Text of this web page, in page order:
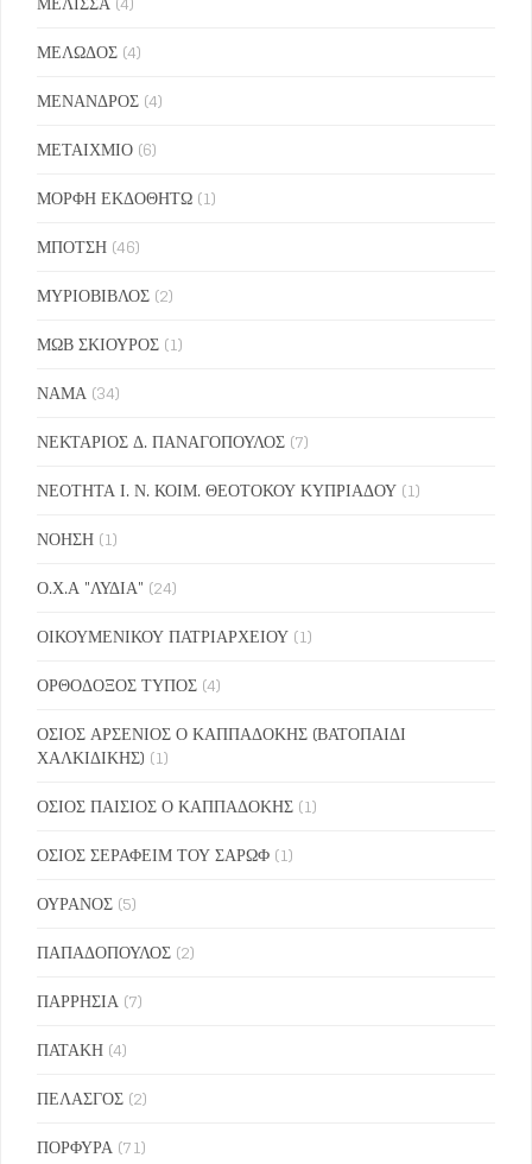
ΜΕΛΩΔΟΣ (4)
ΜΕΝΑΝΔΡΟΣ (4)
ΜΕΤΑΙΧΜΙΟ (6)
ΜΟΡΦΗ ΕΚΔΟΘΗΤΩ (1)
ΜΠΟΤΣΗ (46)
ΜΥΡΙΟΒΙΒΛΟΣ (2)
ΜΩΒ ΣΚΙΟΥΡΟΣ (1)
ΝΑΜΑ (34)
ΝΕΚΤΑΡΙΟΣ Δ. ΠΑΝΑΓΟΠΟΥΛΟΣ (7)
ΝΕΟΤΗΤΑ Ι. Ν. ΚΟΙΜ. ΘΕΟΤΟΚΟΥ ΚΥΠΡΙΑΔΟΥ (1)
ΝΟΗΣΗ (1)
Ο.Χ.Α "ΛΥΔΙΑ" (24)
ΟΙΚΟΥΜΕΝΙΚΟΥ ΠΑΤΡΙΑΡΧΕΙΟΥ (1)
ΟΡΘΟΔΟΞΟΣ ΤΥΠΟΣ (4)
ΟΣΙΟΣ ΑΡΣΕΝΙΟΣ Ο ΚΑΠΠΑΔΟΚΗΣ (ΒΑΤΟΠΑΙΔΙ
ΧΑΛΚΙΔΙΚΗΣ) (1)
ΟΣΙΟΣ ΠΑΙΣΙΟΣ Ο ΚΑΠΠΑΔΟΚΗΣ (1)
ΟΣΙΟΣ ΣΕΡΑΦΕΙΜ ΤΟΥ ΣΑΡΩΦ (1)
ΟΥΡΑΝΟΣ (5)
ΠΑΠΑΔΟΠΟΥΛΟΣ (2)
ΠΑΡΡΗΣΙΑ (7)
ΠΑΤΑΚΗ (4)
ΠΕΛΑΣΓΟΣ (2)
ΠΟΡΦΥΡΑ (71)